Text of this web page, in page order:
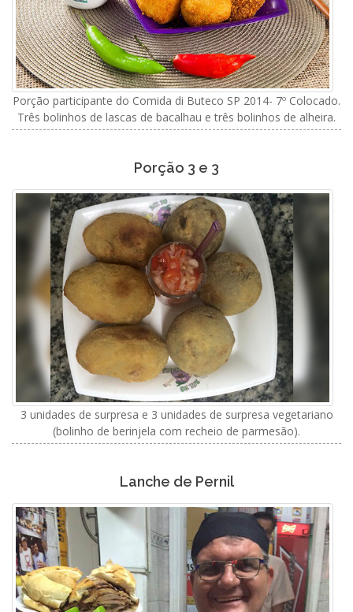
Porção participante do Comida di Buteco SP 2014- 7º Colocado.
Três bolinhos de lascas de bacalhau e três bolinhos de alheira.
Porção 3 e 3
3 unidades de surpresa e 3 unidades de surpresa vegetariano
(bolinho de berinjela com recheio de parmesão).
Lanche de Pernil